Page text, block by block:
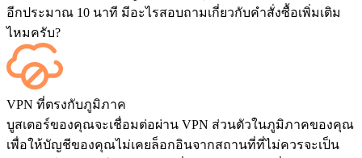
อีกประมาณ 10 นาที มีอะไรสอบถามเกี่ยวกับคำสั่งซื้อเพิ่มเติม
ไหมครับ?
ได้เลย ทุกแมตช์จะแสดงบนแดชบอร์ดของคุณทันทีที่จบเกม
และถ้าคุณต้องการรับชมการแข่งขันด้วยตัวเอง สามารถเพิ่ม
บริการ Streaming ได้ที่หน้าชำระเงิน
VPN ที่ตรงกับภูมิภาค
บูสเตอร์ของคุณจะเชื่อมต่อผ่าน VPN ส่วนตัวในภูมิภาคของคุณ
เพื่อให้บัญชีของคุณไม่เคยล็อกอินจากสถานที่ที่ไม่ควรจะเป็น